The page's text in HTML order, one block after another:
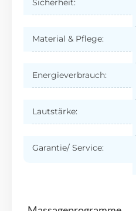
Sicherheit:
Material & Pflege:
Energieverbrauch:
Lautstärke:
Garantie/ Service: